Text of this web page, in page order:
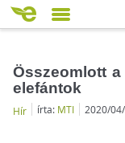
Összeomlott
elefántok
Hír írta: MTI 2020/